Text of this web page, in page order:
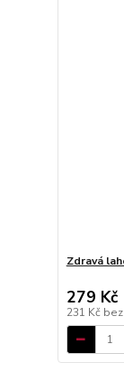
Zdravá
279 Kč
231 Kč